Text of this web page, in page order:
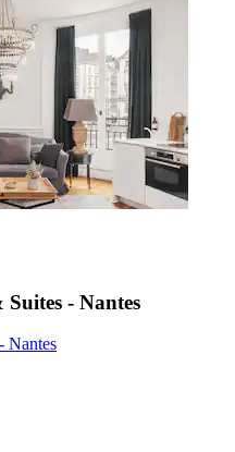
- Nantes
Nantes